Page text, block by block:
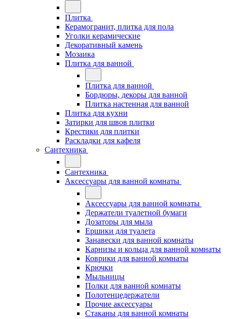
Плитка
Керамогранит, плитка для пола
Уголки керамические
Декоративный камень
Мозаика
Плитка для ванной
Плитка для ванной
Бордюры, декоры для ванной
Плитка настенная для ванной
Плитка для кухни
Затирки для швов плитки
Крестики для плитки
Раскладки для кафеля
Сантехника
Сантехника
Аксессуары для ванной комнаты
Аксессуары для ванной комнаты
Держатели туалетной бумаги
Дозаторы для мыла
Ершики для туалета
Занавески для ванной комнаты
Карнизы и кольца для ванной комнаты
Коврики для ванной комнаты
Крючки
Мыльницы
Полки для ванной комнаты
Полотенцедержатели
Прочие аксессуары
Стаканы для ванной комнаты